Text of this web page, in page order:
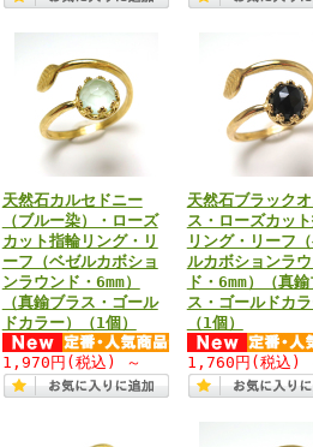
天然石カルセドニー
（ブルー染）・ローズ
カット指輪リング・リ
ーフ（ベゼルカボショ
ンラウンド・6mm）
（真鍮ブラス・ゴール
ドカラー）（1個）
1,970円 (税込) ～
天然石ブラック
ス・ローズカッ
リング・リーフ
ルカボションラ
ド・6mm）（真
ス・ゴールドカラ
（1個）
1,760円 (税込)